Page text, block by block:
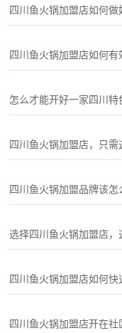
四川鱼火锅加盟店如何做
四川鱼火锅加盟店如何有
怎么才能开好一家四川特
四川鱼火锅加盟店，只
四川鱼火锅加盟品牌该怎
选择四川鱼火锅加盟店，
四川鱼火锅加盟店如何快
四川鱼火锅加盟店开在社